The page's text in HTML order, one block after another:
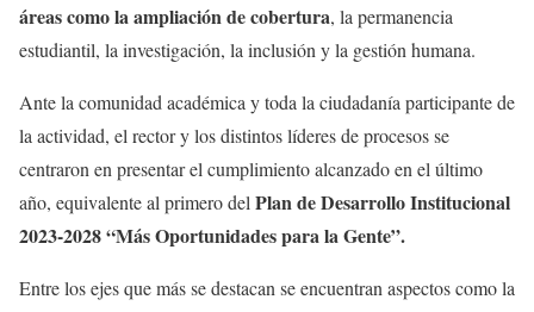
áreas como la ampliación de cobertura, la permanencia
estudiantil, la investigación, la inclusión y la gestión humana.
Ante la comunidad académica y toda la ciudadanía participante de
la actividad, el rector y los distintos líderes de procesos se
centraron en presentar el cumplimiento alcanzado en el último
año, equivalente al primero del Plan de Desarrollo Institucional
2023-2028 “Más Oportunidades para la Gente”.
Entre los ejes que más se destacan se encuentran aspectos como la